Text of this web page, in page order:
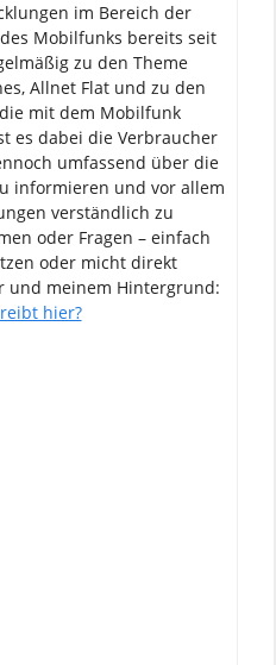
im Bereich der
Mobilfunks bereits seit
zu den Theme
Allnet Flat und zu den
mit dem Mobilfunk
es dabei die Verbraucher
umfassend über die
informieren und vor allem
verständlich zu
oder Fragen – einfach
oder micht direkt
und meinem Hintergrund:
hier?